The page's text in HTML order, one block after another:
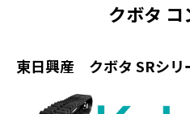
クボタ
東日興産 クボタ SRシリ